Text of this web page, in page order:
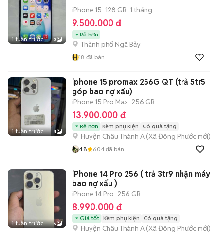
1 tuần trước 3
iPhone 15 128 GB 1 tháng
9.500.000 đ
Rẻ hơn
Thành phố Ngã Bảy
H18 đã bán
1 tuần trước 4
iphone 15 promax 256G QT (trả 5tr5
góp bao nợ xấu)
iPhone 15 Pro Max 256 GB
13.900.000 đ
Rẻ hơn Kèm phụ kiện Có quà tặng
Huyện Châu Thành A (Xã Đông Phước mới)
4.8 604 đã bán
1 tuần trước 5
iPhone 14 Pro 256 ( trả 3tr9 nhận máy
bao nợ xấu )
iPhone 14 Pro 256 GB
8.990.000 đ
Giá tốt Kèm phụ kiện Có quà tặng
Huyện Châu Thành A (Xã Đông Phước mới)